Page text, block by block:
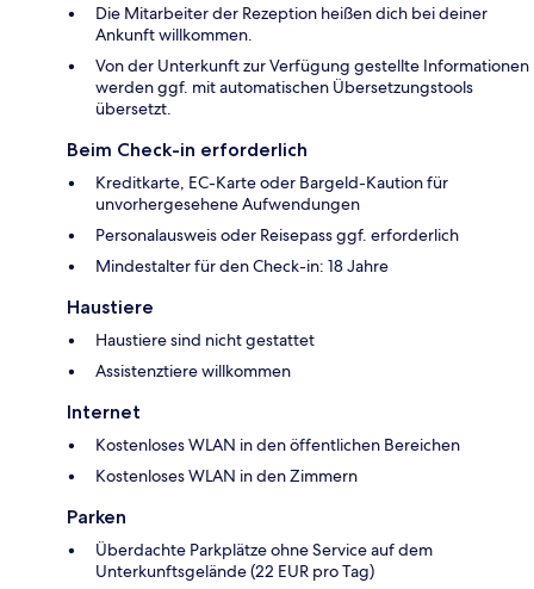
Die Mitarbeiter der Rezeption heißen dich bei deiner
Ankunft willkommen.
Von der Unterkunft zur Verfügung gestellte Informationen
werden ggf. mit automatischen Übersetzungstools
übersetzt.
Beim Check-in erforderlich
Kreditkarte, EC-Karte oder Bargeld-Kaution für
unvorhergesehene Aufwendungen
Personalausweis oder Reisepass ggf. erforderlich
Mindestalter für den Check-in: 18 Jahre
Haustiere
Haustiere sind nicht gestattet
Assistenztiere willkommen
Internet
Kostenloses WLAN in den öffentlichen Bereichen
Kostenloses WLAN in den Zimmern
Parken
Überdachte Parkplätze ohne Service auf dem
Unterkunftsgelände (22 EUR pro Tag)